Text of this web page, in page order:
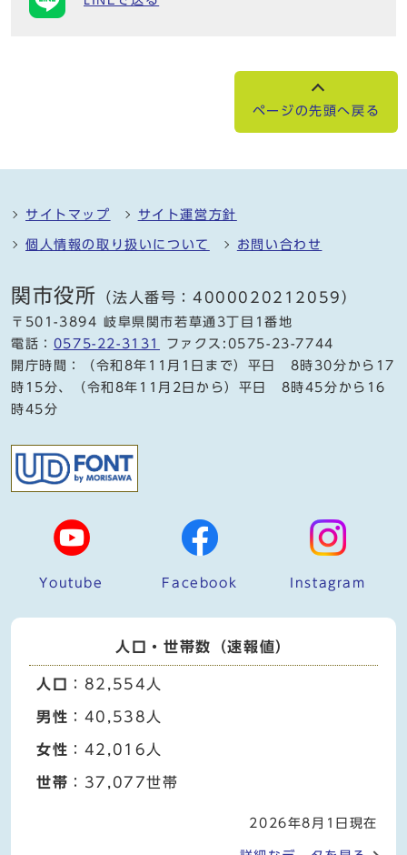
ページの先頭へ戻る
サイトマップ サイト運営方針
個人情報の取り扱いについて お問い合わせ
関市役所 （法人番号：4000020212059）
〒501-3894 岐阜県関市若草通3丁目1番地
電話： 0575-22-3131
ファクス:0575-23-7744
開庁時間：（令和8年11月1日まで）平日 8時30分から17
時15分、（令和8年11月2日から）平日 8時45分から16
時45分
Youtube Facebook Instagram
人口・世帯数（速報値）
人口 ：82,554人
男性 ：40,538人
女性 ：42,016人
世帯 ：37,077世帯
2026年8月1日現在